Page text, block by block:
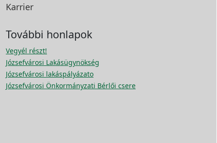
Karrier
További honlapok
Vegyél részt!
Józsefvárosi Lakásügynökség
Józsefvárosi lakáspályázato
Józsefvárosi Önkormányzati Bérlői csere